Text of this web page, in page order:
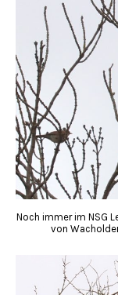
Noch immer im NSG
von